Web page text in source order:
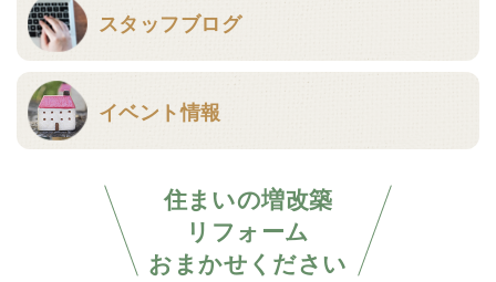
スタッフブログ
イベント情報
住まいの増改築
リフォーム
おまかせください